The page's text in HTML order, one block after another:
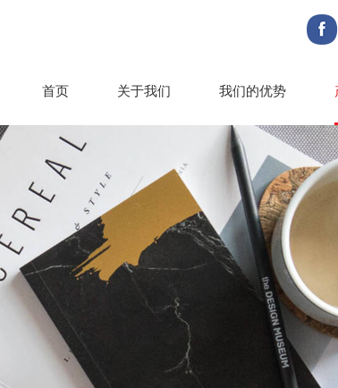
首页 关于我们 我们的优势